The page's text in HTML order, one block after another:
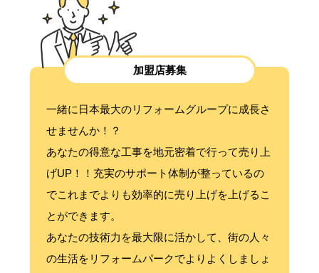
加盟店募集
一緒に日本最大のリフォームグループに成長さ
せませんか！？
あなたの得意な工事を地元密着で行って売り上
げUP！！充実のサポート体制が整っているの
でこれまでよりも効率的に売り上げを上げるこ
とができます。
あなたの技術力を最大限に活かして、街の人々
の生活をリフォームパークでよりよくしましょ